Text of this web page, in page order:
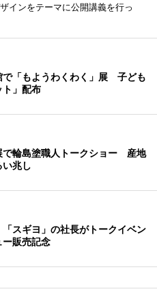
インをテーマに公開講義を行っ
で「もようわくわく」展 子ども
ト」配布
で輪島塗職人トークショー 産地
兆し
「スギヨ」の社長がトークイベン
販売記念